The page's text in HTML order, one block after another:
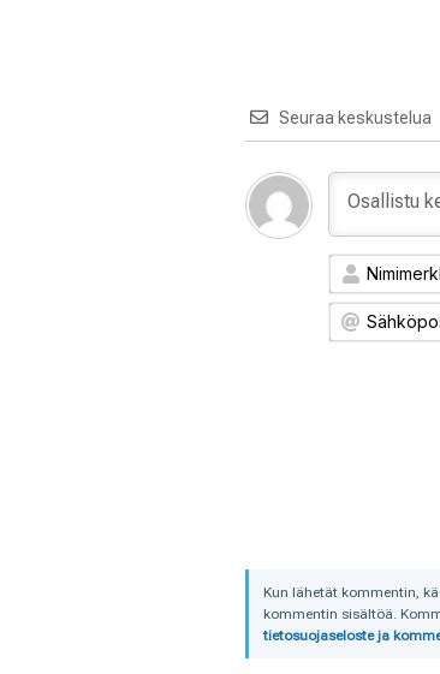
Seuraa keskustelua
Kun lähetät kommentin,
kommentin sisältöä.
tietosuojaseloste ja